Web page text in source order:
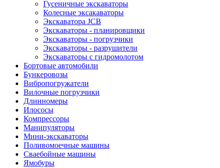
Гусеничные экскаваторы
Колесные эксакаваторы
Экскаватора JCB
Экскаваторы - планировщики
Экскаваторы - погрузчики
Экскаваторы - разрушители
Экскаваторы с гидромолотом
Бортовые автомобили
Бункеровозы
Вибропогружатели
Вилочные погрузчики
Длинномеры
Илососы
Компрессоры
Манипуляторы
Мини-экскаваторы
Поливомоечные машины
Сваебойные машины
Ямобуры